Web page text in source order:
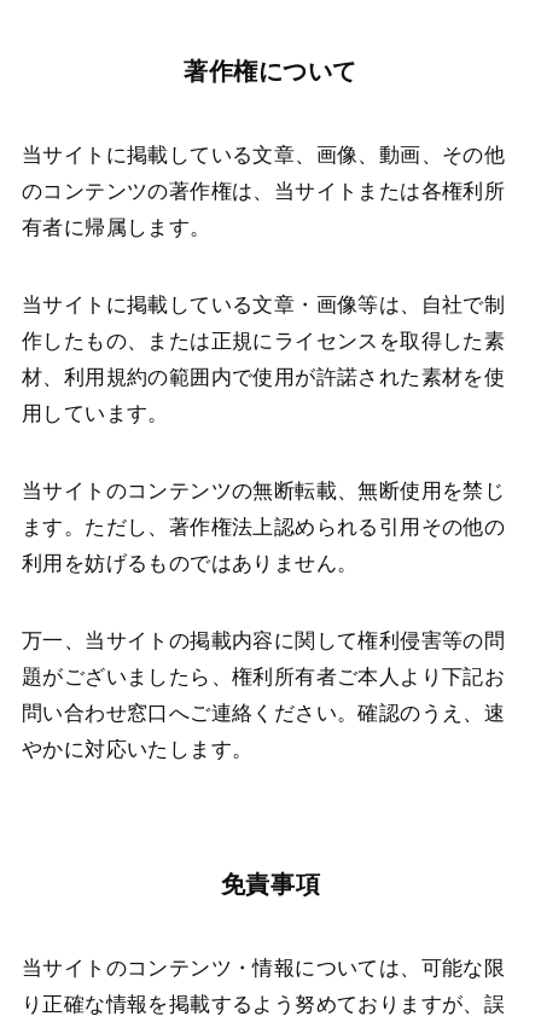
著作権について
当サイトに掲載している文章、画像、動画、その他
のコンテンツの著作権は、当サイトまたは各権利所
有者に帰属します。
当サイトに掲載している文章・画像等は、自社で制
作したもの、または正規にライセンスを取得した素
材、利用規約の範囲内で使用が許諾された素材を使
用しています。
当サイトのコンテンツの無断転載、無断使用を禁じ
ます。ただし、著作権法上認められる引用その他の
利用を妨げるものではありません。
万一、当サイトの掲載内容に関して権利侵害等の問
題がございましたら、権利所有者ご本人より下記お
問い合わせ窓口へご連絡ください。確認のうえ、速
やかに対応いたします。
免責事項
当サイトのコンテンツ・情報については、可能な限
り正確な情報を掲載するよう努めておりますが、誤